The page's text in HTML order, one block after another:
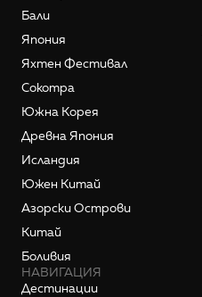
Бали
Япония
Яхтен Фестивал
Сокотра
Южна Корея
Древна Япония
Исландия
Южен Китай
Азорски Острови
Китай
Боливия
НАВИГАЦИЯ
Дестинации